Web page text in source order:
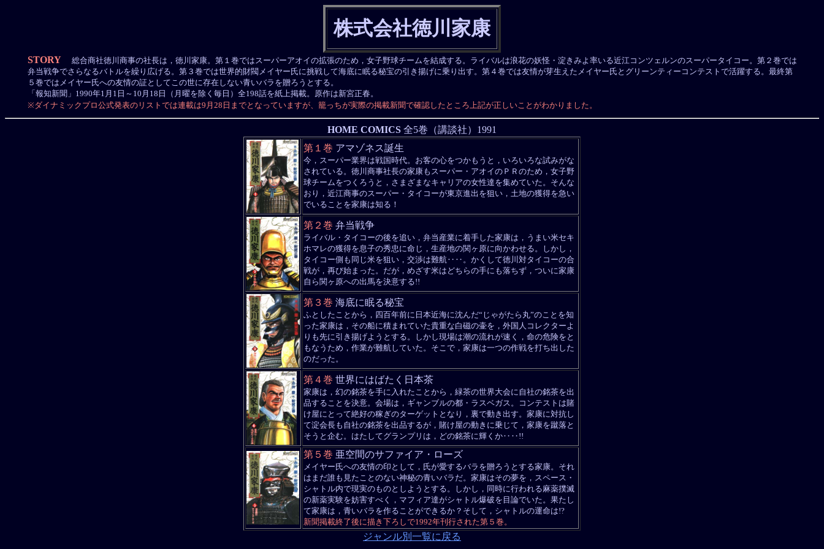
株式会社徳川家康
STORY
総合商社徳川商事の社長は，徳川家康。第１巻ではスーパーアオイの拡張のため，女子野球チームを結成する。ライバルは浪花の妖怪・淀きみよ率いる近江コンツェルンのスーパータイコー。第２巻では
弁当戦争でさらなるバトルを繰り広げる。第３巻では世界的財閥メイヤー氏に挑戦して海底に眠る秘宝の引き揚げに乗り出す。第４巻では友情が芽生えたメイヤー氏とグリーンティーコンテストで活躍する。最終第
５巻ではメイヤー氏への友情の証としてこの世に存在しない青いバラを贈ろうとする。
「報知新聞」1990年1月1日～10月18日（月曜を除く毎日）全198話を紙上掲載。原作は新宮正春。
※ダイナミックプロ公式発表のリストでは連載は9月28日までとなっていますが、籠っちが実際の掲載新聞で確認したところ上記が正しいことがわかりました。
HOME COMICS 全5巻（講談社）1991
第１巻 アマゾネス誕生
今，スーパー業界は戦国時代。お客の心をつかもうと，いろいろな試みがな
されている。徳川商事社長の家康もスーパー・アオイのＰＲのため，女子野
球チームをつくろうと，さまざまなキャリアの女性達を集めていた。そんな
おり，近江商事のスーパー・タイコーが東京進出を狙い，土地の獲得を急い
でいることを家康は知る！
第２巻 弁当戦争
ライバル・タイコーの後を追い，弁当産業に着手した家康は，うまい米セキ
ホマレの獲得を息子の秀忠に命じ，生産地の関ヶ原に向かわせる。しかし，
タイコー側も同じ米を狙い，交渉は難航‥‥。かくして徳川対タイコーの合
戦が，再び始まった。だが，めざす米はどちらの手にも落ちず，ついに家康
自ら関ヶ原への出馬を決意する!!
第３巻 海底に眠る秘宝
ふとしたことから，四百年前に日本近海に沈んだ“じゃがたら丸”のことを知
った家康は，その船に積まれていた貴重な白磁の壷を，外国人コレクターよ
りも先に引き揚げようとする。しかし現場は潮の流れが速く，命の危険をと
もなうため，作業が難航していた。そこで，家康は一つの作戦を打ち出した
のだった。
第４巻 世界にはばたく日本茶
家康は，幻の銘茶を手に入れたことから，緑茶の世界大会に自社の銘茶を出
品することを決意。会場は，ギャンブルの都・ラスベガス。コンテストは賭
け屋にとって絶好の稼ぎのターゲットとなり，裏で動き出す。家康に対抗し
て淀会長も自社の銘茶を出品するが，賭け屋の動きに乗じて，家康を蹴落と
そうと企む。はたしてグランプリは，どの銘茶に輝くか‥‥!!
第５巻 亜空間のサファイア・ローズ
メイヤー氏への友情の印として，氏が愛するバラを贈ろうとする家康。それ
はまだ誰も見たことのない神秘の青いバラだ。家康はその夢を，スペース・
シャトル内で現実のものとしようとする。しかし，同時に行われる麻薬撲滅
の新薬実験を妨害すべく，マフィア達がシャトル爆破を目論でいた。果たし
て家康は，青いバラを作ることができるか？そして，シャトルの運命は!?
新聞掲載終了後に描き下ろしで1992年刊行された第５巻。
ジャンル別一覧に戻る